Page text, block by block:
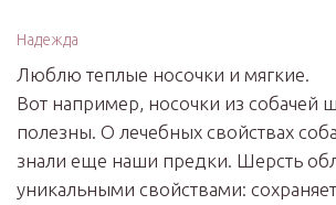
Надежда
Люблю теплые носочки и мягкие.
Вот например, носочки из собачей
полезны. О лечебных свойствах
знали еще наши предки. Шерсть
уникальными свойствами: